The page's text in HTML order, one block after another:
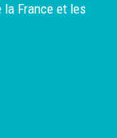
la France et les